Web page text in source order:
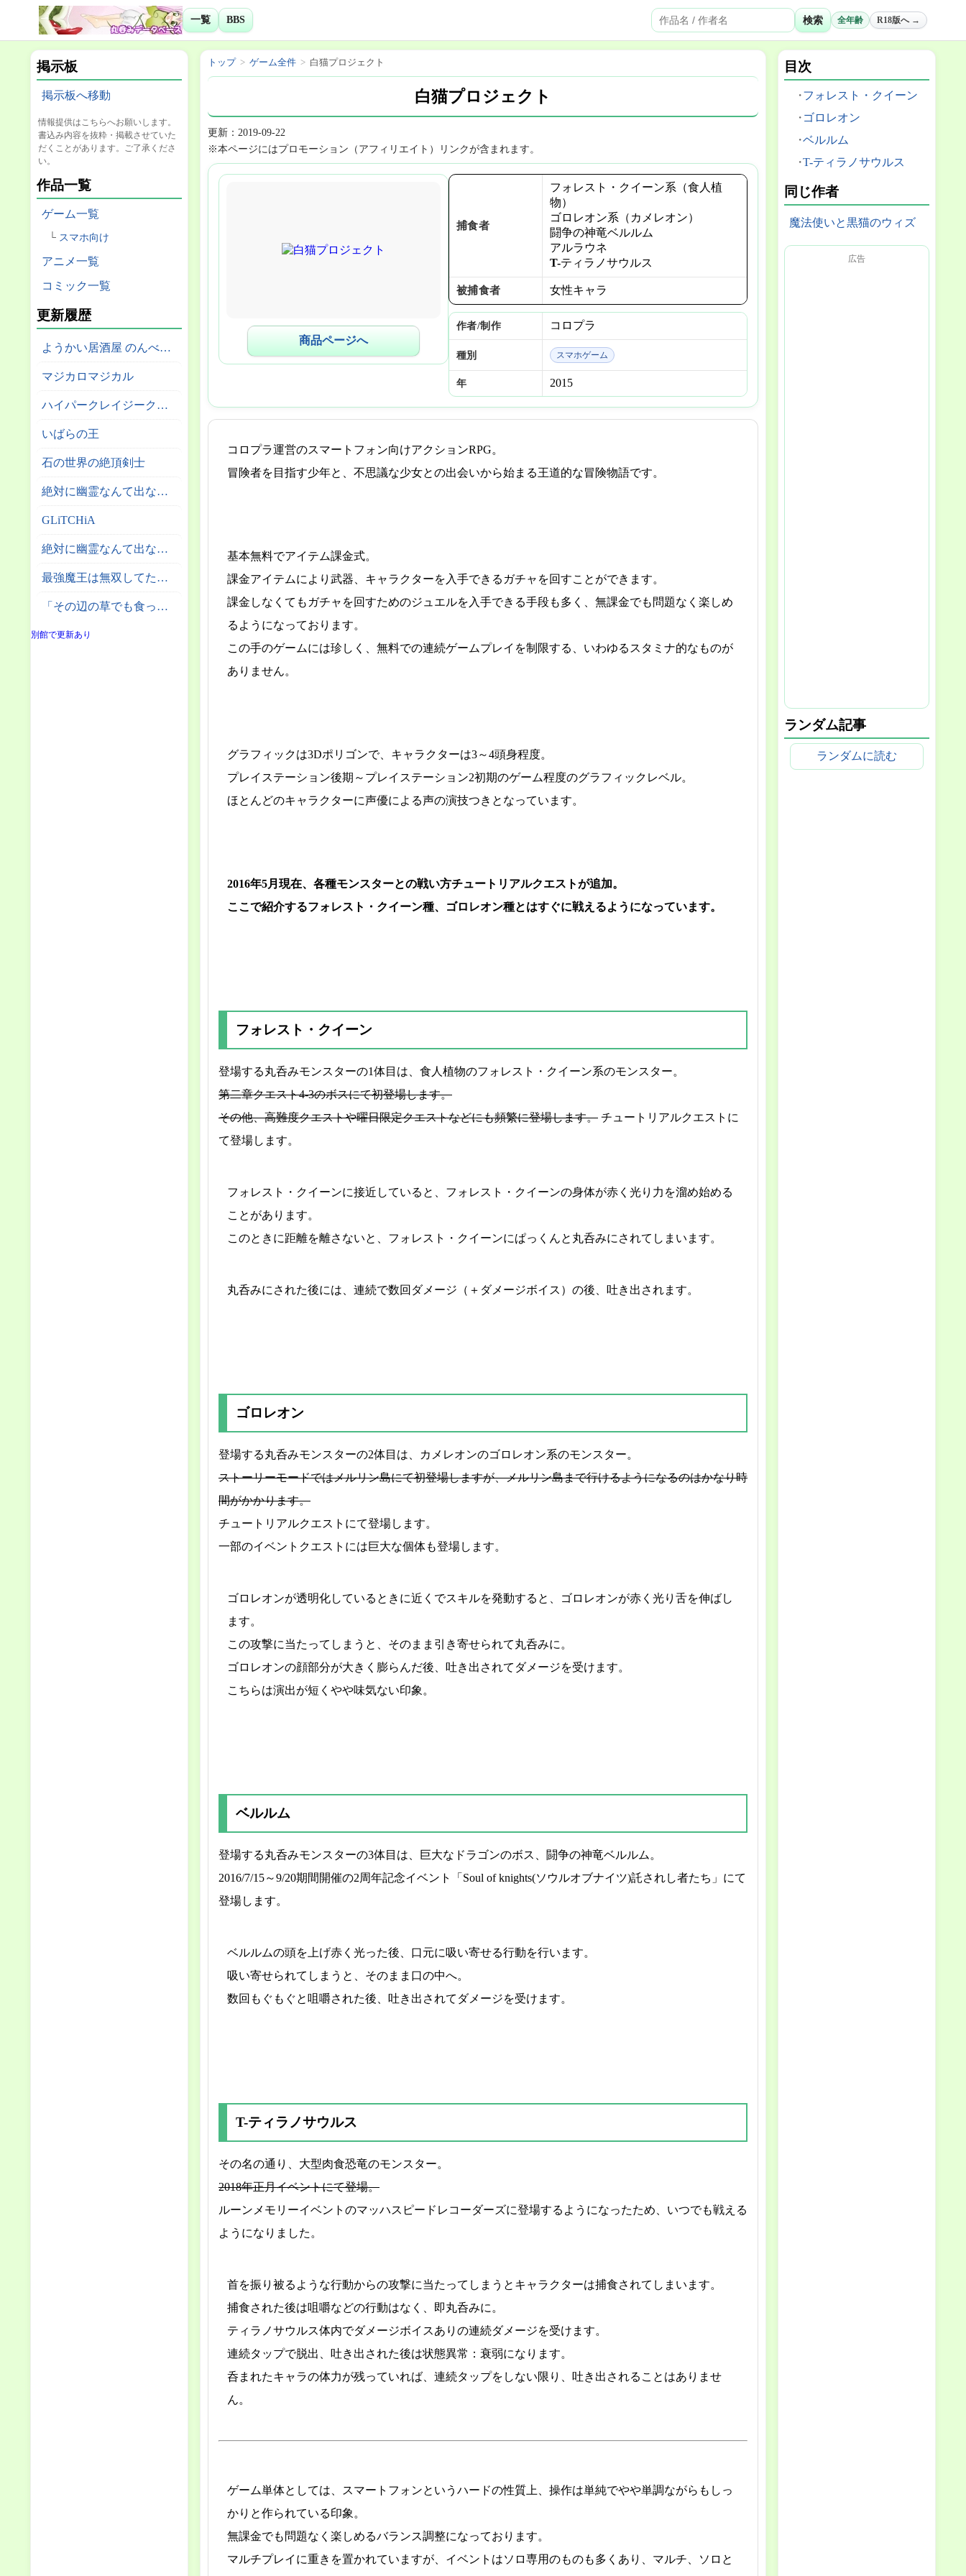
一覧 BBS 検索 全年齢 R18版へ →
掲示板
掲示板へ移動
情報提供はこちらへお願いします。
書込み内容を抜粋・掲載させていた
だくことがあります。ご了承くださ
い。
作品一覧
ゲーム一覧
スマホ向け
アニメ一覧
コミック一覧
更新履歴
ようかい居酒屋 のんべれケ。
マジカロマジカル
ハイパークレイジークライマー
いばらの王
石の世界の絶頂剣士
絶対に幽霊なんて出ないサーカス団
GLiTCHiA
絶対に幽霊なんて出ない高層エレベーター
最強魔王は無双してたのに ～女体化解除のカギは人助けの旅でした～
「その辺の草でも食っとけ」と追放された無能スキル【植物食い】持ち転生者、エルフの里で幻の植物を食べて無双する
別館で更新あり
トップ ゲーム全件 白猫プロジェクト
白猫プロジェクト
更新：2019-09-22
※本ページにはプロモーション（アフィリエイト）リンクが含まれます。
商品ページへ
捕食者
フォレスト・クイーン系（食人植
物）
ゴロレオン系（カメレオン）
闘争の神竜ベルルム
アルラウネ
T-ティラノサウルス
被捕食者 女性キャラ
作者/制作 コロプラ
種別 スマホゲーム
年 2015
コロプラ運営のスマートフォン向けアクションRPG。
冒険者を目指す少年と、不思議な少女との出会いから始まる王道的な冒険物語です。
基本無料でアイテム課金式。
課金アイテムにより武器、キャラクターを入手できるガチャを回すことができます。
課金しなくてもガチャを回すためのジュエルを入手できる手段も多く、無課金でも問題なく楽しめ
るようになっております。
この手のゲームには珍しく、無料での連続ゲームプレイを制限する、いわゆるスタミナ的なものが
ありません。
グラフィックは3Dポリゴンで、キャラクターは3～4頭身程度。
プレイステーション後期～プレイステーション2初期のゲーム程度のグラフィックレベル。
ほとんどのキャラクターに声優による声の演技つきとなっています。
2016年5月現在、各種モンスターとの戦い方チュートリアルクエストが追加。
ここで紹介するフォレスト・クイーン種、ゴロレオン種とはすぐに戦えるようになっています。
フォレスト・クイーン
登場する丸呑みモンスターの1体目は、食人植物のフォレスト・クイーン系のモンスター。
第二章クエスト4-3のボスにて初登場します。
その他、高難度クエストや曜日限定クエストなどにも頻繁に登場します。 チュートリアルクエストに
て登場します。
フォレスト・クイーンに接近していると、フォレスト・クイーンの身体が赤く光り力を溜め始める
ことがあります。
このときに距離を離さないと、フォレスト・クイーンにぱっくんと丸呑みにされてしまいます。
丸呑みにされた後には、連続で数回ダメージ（＋ダメージボイス）の後、吐き出されます。
ゴロレオン
登場する丸呑みモンスターの2体目は、カメレオンのゴロレオン系のモンスター。
ストーリーモードではメルリン島にて初登場しますが、メルリン島まで行けるようになるのはかなり時
間がかかります。
チュートリアルクエストにて登場します。
一部のイベントクエストには巨大な個体も登場します。
ゴロレオンが透明化しているときに近くでスキルを発動すると、ゴロレオンが赤く光り舌を伸ばし
ます。
この攻撃に当たってしまうと、そのまま引き寄せられて丸呑みに。
ゴロレオンの顔部分が大きく膨らんだ後、吐き出されてダメージを受けます。
こちらは演出が短くやや味気ない印象。
ベルルム
登場する丸呑みモンスターの3体目は、巨大なドラゴンのボス、闘争の神竜ベルルム。
2016/7/15～9/20期間開催の2周年記念イベント「Soul of knights(ソウルオブナイツ)託されし者たち」にて
登場します。
ベルルムの頭を上げ赤く光った後、口元に吸い寄せる行動を行います。
吸い寄せられてしまうと、そのまま口の中へ。
数回もぐもぐと咀嚼された後、吐き出されてダメージを受けます。
T-ティラノサウルス
その名の通り、大型肉食恐竜のモンスター。
2018年正月イベントにて登場。
ルーンメモリーイベントのマッハスピードレコーダーズに登場するようになったため、いつでも戦える
ようになりました。
首を振り被るような行動からの攻撃に当たってしまうとキャラクターは捕食されてしまいます。
捕食された後は咀嚼などの行動はなく、即丸呑みに。
ティラノサウルス体内でダメージボイスありの連続ダメージを受けます。
連続タップで脱出、吐き出された後は状態異常：衰弱になります。
呑まれたキャラの体力が残っていれば、連続タップをしない限り、吐き出されることはありませ
ん。
ゲーム単体としては、スマートフォンというハードの性質上、操作は単純でやや単調ながらもしっ
かりと作られている印象。
無課金でも問題なく楽しめるバランス調整になっております。
マルチプレイに重きを置かれていますが、イベントはソロ専用のものも多くあり、マルチ、ソロと
目次
フォレスト・クイーン
ゴロレオン
ベルルム
T-ティラノサウルス
同じ作者
魔法使いと黒猫のウィズ
広告
ランダム記事
ランダムに読む